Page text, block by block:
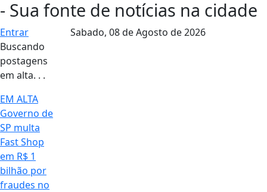
- Sua fonte de notícias na cidade
Entrar
Buscando
postagens
em alta. . .
EM ALTA
Governo de
SP multa
Fast Shop
em R$ 1
bilhão por
fraudes no
Sabado, 08 de Agosto de 2026